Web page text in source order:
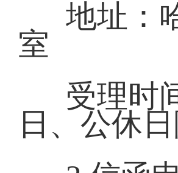
地址：
室
受理时
日、公休日